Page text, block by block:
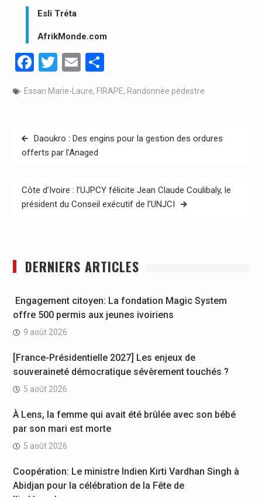
Esli Tréta
AfrikMonde.com
Facebook
Twitter
EmailPartager
Essan Marie-Laure, FIRAPE, Randonnée pédestre
Navigation
de
Daoukro : Des engins pour la gestion des ordures
offerts par l’Anaged
Côte d’Ivoire : l’UJPCY félicite Jean Claude Coulibaly, le
président du Conseil exécutif de l’UNJCI
DERNIERS ARTICLES
Engagement citoyen: La fondation Magic System
offre 500 permis aux jeunes ivoiriens
9 août 2026
[France-Présidentielle 2027] Les enjeux de
souveraineté démocratique sévèrement touchés ?
5 août 2026
À Lens, la femme qui avait été brûlée avec son bébé
par son mari est morte
5 août 2026
Coopération: Le ministre Indien Kirti Vardhan Singh à
Abidjan pour la célébration de la Fête de